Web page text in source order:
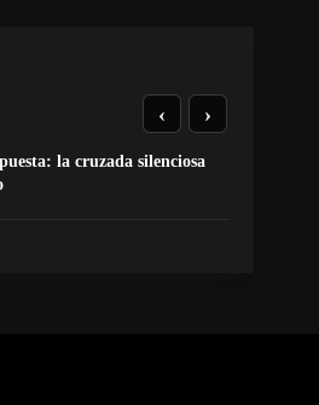
la cruzada silenciosa
‹ ›